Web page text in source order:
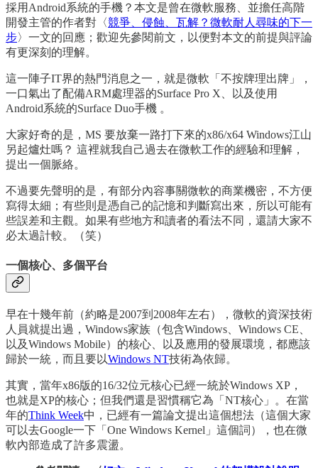
採用Android系統的手機？本文是曾在微軟服務、並擔任高階
開發主管的作者對〈競爭、侵蝕、瓦解？微軟耐人尋味的下一
步〉一文的回應；歡迎先參閱前文，以便對本文的前提與評論
有更深刻的理解。
這一陣子IT界的熱門消息之一，就是微軟「不按牌理出牌」，
一口氣出了配備ARM處理器的Surface Pro X、以及使用
Android系統的Surface Duo手機 。
大家好奇的是，MS 要放棄一路打下來的x86/x64 Windows江山
另起爐灶嗎？ 這裡就我自己過去在微軟工作的經驗和理解，
提出一個脈絡。
不過要先聲明的是，有部分內容事關微軟的商業機密，不方便
寫得太細；有些則是憑自己的記憶和判斷寫出來，所以可能有
些誤差和主觀。如果有些地方和讀者的看法不同，還請大家不
必太過計較。（笑）
一個核心、多個平台
早在十幾年前（約略是2007到2008年左右），微軟的資深技術
人員就提出過，Windows家族（包含Windows、Windows CE、
以及Windows Mobile）的核心、以及應用的發展環境，都應該
歸於一統，而且要以Windows NT技術為依歸。
其實，當年x86版的16/32位元核心已經一統於Windows XP，
也就是XP的核心；但我們還是習慣稱它為「NT核心」。在當
年的Think Week中，已經有一篇論文提出這個想法（這個大家
可以去Google一下「One Windows Kernel」這個詞），也在微
軟內部造成了許多震盪。